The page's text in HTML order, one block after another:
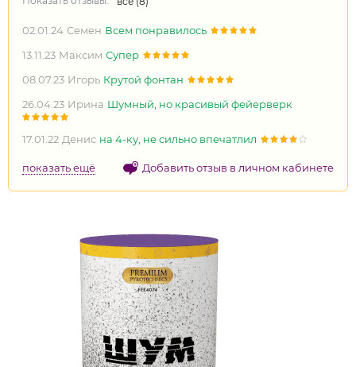
02.01.24 Семен Всем понравилось
13.11.23 Максим Супер
08.07.23 Игорь Крутой фонтан
26.04.23 Ирина Шумный, но красивый фейерверк
17.01.22 Денис на 4-ку, не сильно впечатлил
показать ещё Добавить отзыв в личном кабинете